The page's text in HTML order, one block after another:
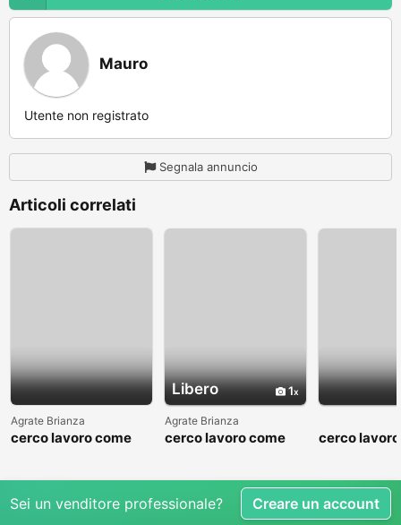
Mauro
Utente non registrato
Segnala annuncio
Articoli correlati
Agrate Brianza
cerco lavoro come
Libero 1
Agrate Brianza
cerco lavoro come
cerco
Sei un venditore professionale? Creare un account